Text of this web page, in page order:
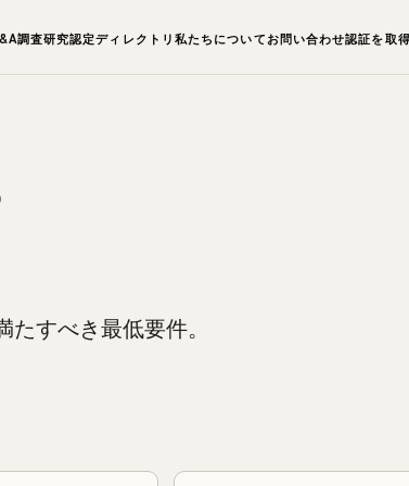
調査研究認定ディレクトリ 私たちについて お問い合わせ認証を取
すべき最低要件。